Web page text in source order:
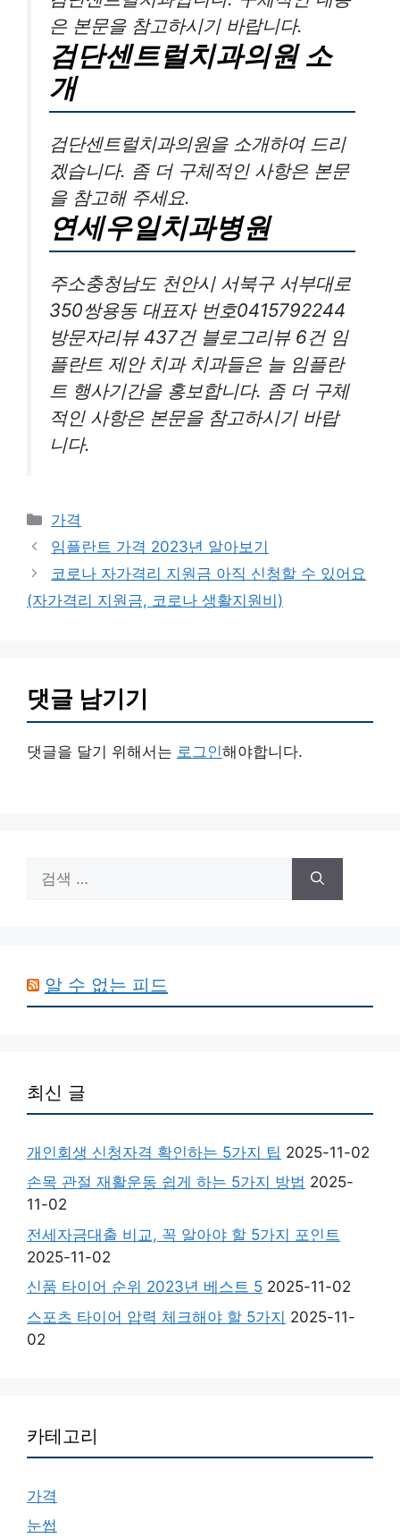
은 본문을 참고하시기 바랍니다.
검단센트럴치과의원 소
개
검단센트럴치과의원을 소개하여 드리
겠습니다. 좀 더 구체적인 사항은 본문
을 참고해 주세요.
연세우일치과병원
주소충청남도 천안시 서북구 서부대로
350쌍용동 대표자 번호0415792244
방문자리뷰 437건 블로그리뷰 6건 임
플란트 제안 치과 치과들은 늘 임플란
트 행사기간을 홍보합니다. 좀 더 구체
적인 사항은 본문을 참고하시기 바랍
니다.
카
테
리
가격
임플란트 가격 2023년 알아보기
코로나 자가격리 지원금 아직 신청할 수 있어요
(자가격리 지원금, 코로나 생활지원비)
댓글 남기기
댓글을 달기 위해서는 로그인해야합니다.
색:
알 수 없는 피드
최신 글
개인회생 신청자격 확인하는 5가지 팁 2025-11-02
손목 관절 재활운동 쉽게 하는 5가지 방법 2025-
11-02
전세자금대출 비교, 꼭 알아야 할 5가지 포인트
2025-11-02
신품 타이어 순위 2023년 베스트 5 2025-11-02
스포츠 타이어 압력 체크해야 할 5가지 2025-11-
02
카테고리
가격
눈썹